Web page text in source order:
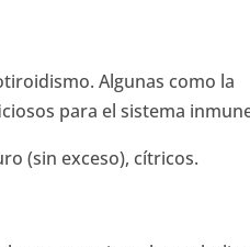
Algunas como la
para el sistema
(sin exceso), cítricos.